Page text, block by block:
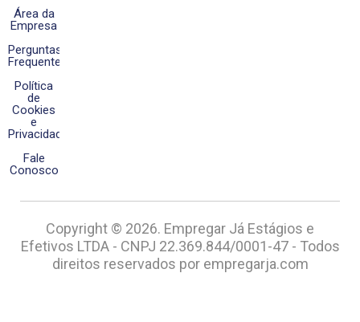
Área da
Empresa
Perguntas
Frequentes
Política
de
Cookies
e
Privacidade
Fale
Conosco
Copyright © 2026. Empregar Já Estágios e
Efetivos LTDA - CNPJ 22.369.844/0001-47 - Todos
direitos reservados por empregarja.com